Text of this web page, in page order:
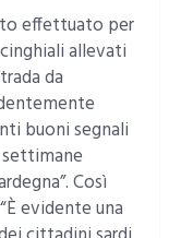
effettuato per
allevati
da
buoni segnali
Così
evidente una